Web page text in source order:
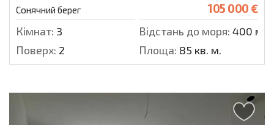
Сонячний берег 105 000 €
Кімнат: 3 Відстань до моря: 400 м.
Поверх: 2 Площа: 85 кв. м.